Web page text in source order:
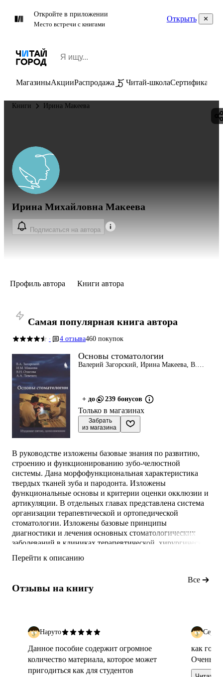
Откройте в приложении
Место встречи с книгами
Открыть
МагазиныАкцииРаспродажа Читай-школаСертификаты
Книги Ирина Макеева
Ирина Михайловна Макеева
Подписаться на автора
Профиль автора Книги автора
Самая популярная книга автора
· 4 отзыва460 покупок
Основы стоматологии
Валерий Загорский, Ирина Макеева, В.
+ до 239 бонусов
Только в магазинах
Забрать
из магазина
В руководстве изложены базовые знания по развитию,
строению и функционированию зубо-челюстной
системы. Дана морфофункциональная характеристика
твердых тканей зуба и пародонта. Изложены
функциональные основы и критерии оценки окклюзии и
артикуляции. В отдельных главах представлена система
организации терапевтической и ортопедической
стоматологии. Изложены базовые принципы
диагностики и лечения основных стоматологических
заболеваний в клиниках терапевтической, хирургической
Для студентов и стоматологов всех профилей,
медицинскихучебных заведений и медицинских училищ.
Руководство рекомендовано ученым совето
Перейти к описанию
Отзывы на книгу
Все
Наруто
Данное пособие содержит огромное
количество материала, которое может
пригодиться как для студентов
как
Очень